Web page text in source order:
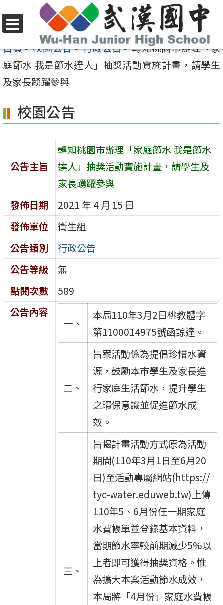
至
要
內
區
選
單
首頁>校園公告>行政公告>轉知桃園市辦理「家
庭節水 我是節水達人」抽獎活動實施計畫，請學生
及家長踴躍參與
校園公告
公告主旨
轉知桃園市辦理「家庭節水 我是節水
達人」抽獎活動實施計畫，請學生及
家長踴躍參與
發佈日期
2021 年 4 月 15 日
發佈單位
衛生組
公告類別
行政公告
公告等級
無
點閱次數
589
公告內容
一、
本局110年3月2日桃教體字
第1100014975號函諒達。
二、
旨案活動係為提倡珍惜水資
源，鼓勵本市學生及家長進
行家庭生活節水，提升學生
之環保意識並促進節水成
效。
三、
旨揭計畫活動方式原為活動
期間(110年3月1日至6月20
日)至活動專屬網站(https://
tyc-water.eduweb.tw)上傳
110年5、6月份任一期家庭
水費帳單並登錄基本資料，
當期節水率較前期減少5%以
上者即可獲得抽獎資格。惟
為擴大本案活動節水成效，
本局將「4月份」家庭水費帳